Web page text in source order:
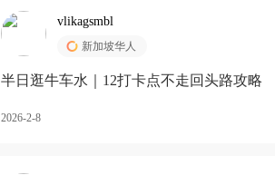
vlikagsmbl
新加坡华人
半日逛牛车水｜12打卡点不走回头路攻略
2026-2-8